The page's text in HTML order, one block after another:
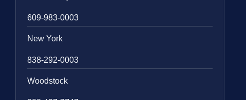
609-983-0003
New York
838-292-0003
Woodstock